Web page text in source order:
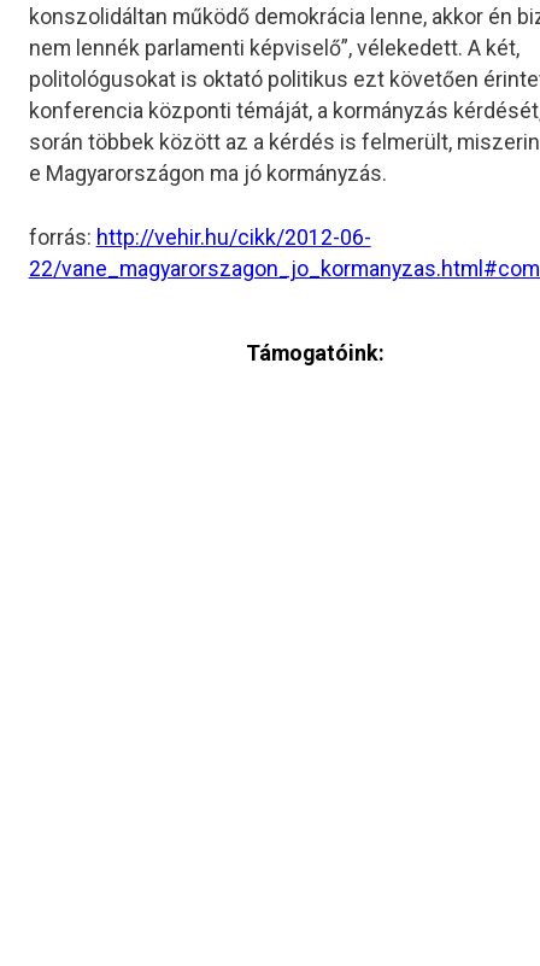
konszolidáltan működő demokrácia lenne, akkor én
nem lennék parlamenti képviselő”, vélekedett. A két,
politológusokat is oktató politikus ezt követően
konferencia központi témáját, a kormányzás
során többek között az a kérdés is felmerült,
e Magyarországon ma jó kormányzás.
forrás: http://vehir.hu/cikk/2012-06-
22/
Támogatóink: